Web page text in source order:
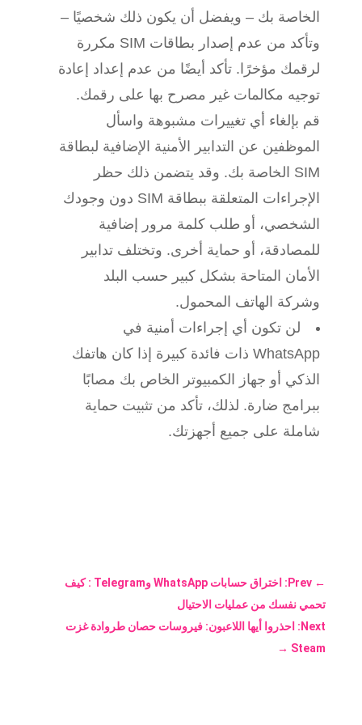
الخاصة بك – ويفضل أن يكون ذلك شخصيًا –
وتأكد من عدم إصدار بطاقات SIM مكررة
لرقمك مؤخرًا. تأكد أيضًا من عدم إعداد إعادة
توجيه مكالمات غير مصرح بها على رقمك.
قم بإلغاء أي تغييرات مشبوهة واسأل
الموظفين عن التدابير الأمنية الإضافية لبطاقة
SIM الخاصة بك. وقد يتضمن ذلك حظر
الإجراءات المتعلقة ببطاقة SIM دون وجودك
الشخصي، أو طلب كلمة مرور إضافية
للمصادقة، أو حماية أخرى. وتختلف تدابير
الأمان المتاحة بشكل كبير حسب البلد
وشركة الهاتف المحمول.
لن تكون أي إجراءات أمنية في
WhatsApp ذات فائدة كبيرة إذا كان هاتفك
الذكي أو جهاز الكمبيوتر الخاص بك مصابًا
ببرامج ضارة. لذلك، تأكد من تثبيت حماية
شاملة على جميع أجهزتك.
←
Prev: اختراق حسابات WhatsApp وTelegram : كيف
تحمي نفسك من عمليات الاحتيال
Next: احذروا أيها اللاعبون: فيروسات حصان طروادة غزت
Steam
→